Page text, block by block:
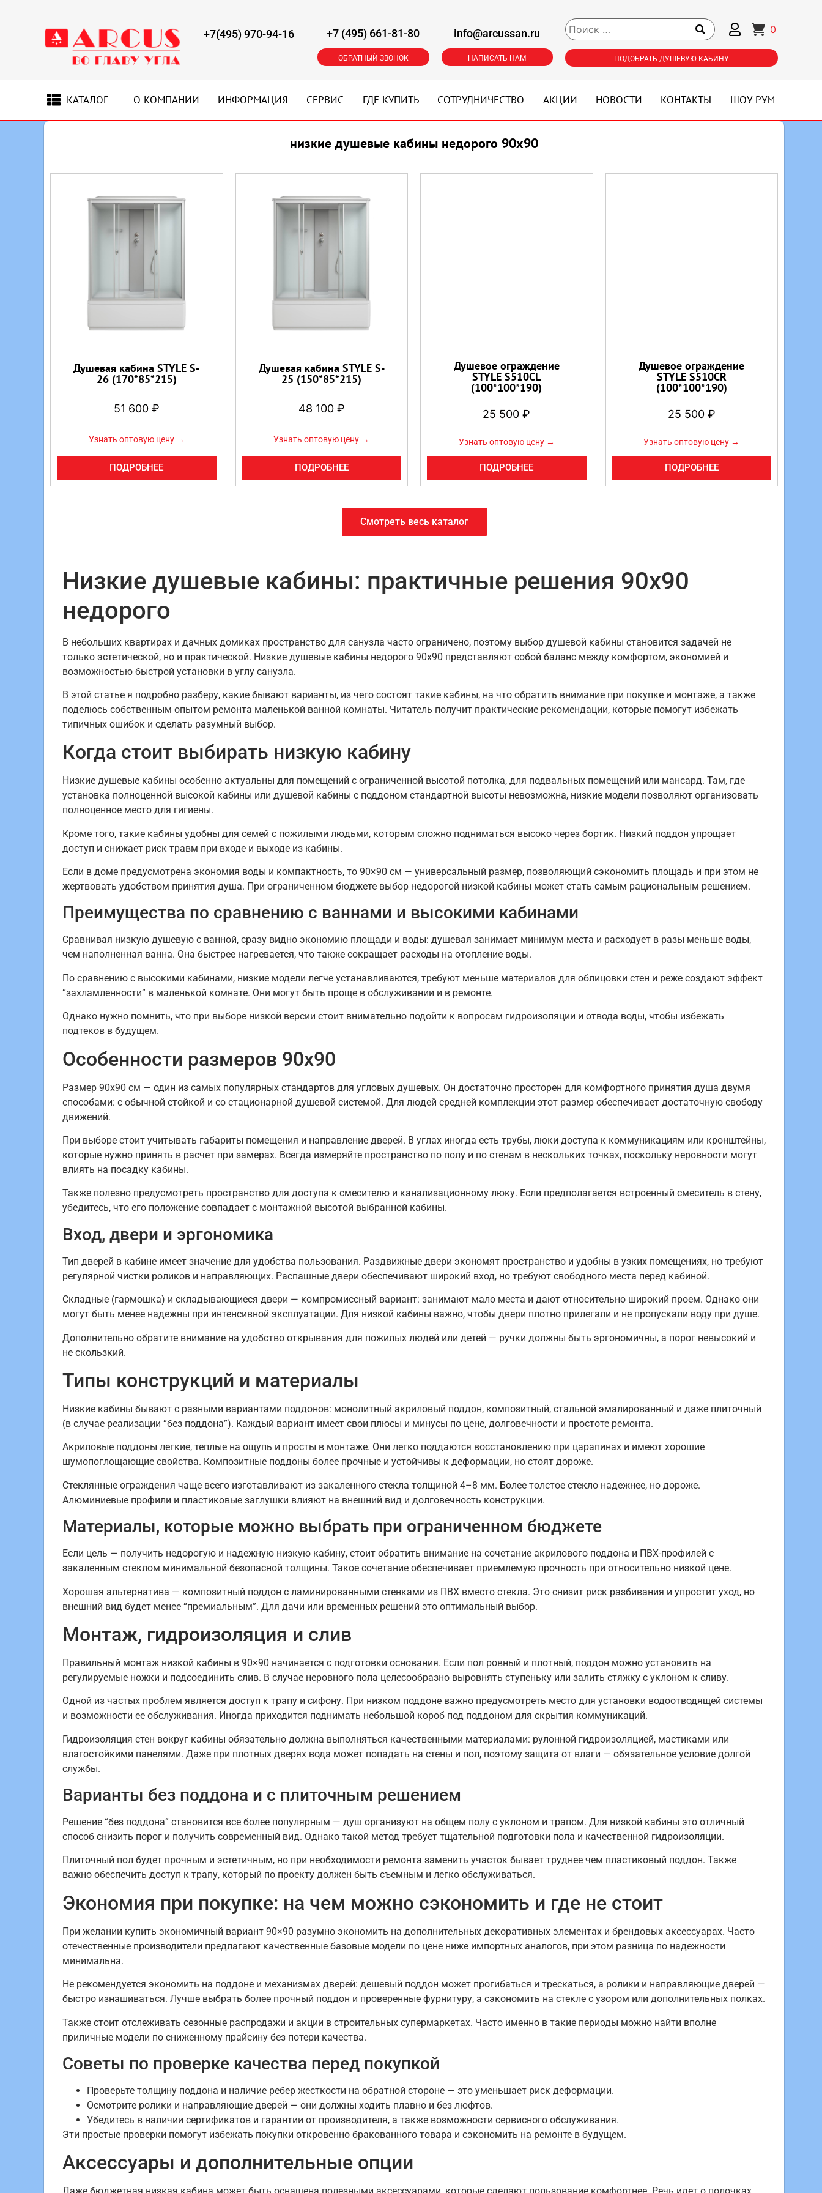
+7(495) 970-94-16 +7 (495) 661-81-80
ОБРАТНЫЙ ЗВОНОК
info@arcussan.ru
НАПИСАТЬ НАМ
0
ПОДОБРАТЬ ДУШЕВУЮ КАБИНУ
КАТАЛОГ О КОМПАНИИ ИНФОРМАЦИЯ СЕРВИС ГДЕ КУПИТЬ СОТРУДНИЧЕСТВО АКЦИИ НОВОСТИ КОНТАКТЫ ШОУ РУМ
низкие душевые кабины недорого 90х90
Душевая кабина STYLE S-
26 (170*85*215)
51 600 ₽
Узнать оптовую цену →
ПОДРОБНЕЕ
Душевая кабина STYLE S-
25 (150*85*215)
48 100 ₽
Узнать оптовую цену →
ПОДРОБНЕЕ
Душевое ограждение
STYLE S510CL
(100*100*190)
25 500₽
Узнать оптовую цену →
ПОДРОБНЕЕ
Душевое ограждение
STYLE S510CR
(100*100*190)
25 500 ₽
Узнать оптовую цену →
ПОДРОБНЕЕ
Смотреть весь каталог
Низкие душевые кабины: практичные решения 90х90
недорого
В небольших квартирах и дачных домиках пространство для санузла часто ограничено, поэтому выбор душевой кабины становится задачей не
только эстетической, но и практической. Низкие душевые кабины недорого 90х90 представляют собой баланс между комфортом, экономией и
возможностью быстрой установки в углу санузла.
В этой статье я подробно разберу, какие бывают варианты, из чего состоят такие кабины, на что обратить внимание при покупке и монтаже, а также
поделюсь собственным опытом ремонта маленькой ванной комнаты. Читатель получит практические рекомендации, которые помогут избежать
типичных ошибок и сделать разумный выбор.
Когда стоит выбирать низкую кабину
Низкие душевые кабины особенно актуальны для помещений с ограниченной высотой потолка, для подвальных помещений или мансард. Там, где
установка полноценной высокой кабины или душевой кабины с поддоном стандартной высоты невозможна, низкие модели позволяют организовать
полноценное место для гигиены.
Кроме того, такие кабины удобны для семей с пожилыми людьми, которым сложно подниматься высоко через бортик. Низкий поддон упрощает
доступ и снижает риск травм при входе и выходе из кабины.
Если в доме предусмотрена экономия воды и компактность, то 90×90 см — универсальный размер, позволяющий сэкономить площадь и при этом не
жертвовать удобством принятия душа. При ограниченном бюджете выбор недорогой низкой кабины может стать самым рациональным решением.
Преимущества по сравнению с ваннами и высокими кабинами
Сравнивая низкую душевую с ванной, сразу видно экономию площади и воды: душевая занимает минимум места и расходует в разы меньше воды,
чем наполненная ванна. Она быстрее нагревается, что также сокращает расходы на отопление воды.
По сравнению с высокими кабинами, низкие модели легче устанавливаются, требуют меньше материалов для облицовки стен и реже создают эффект
“захламленности” в маленькой комнате. Они могут быть проще в обслуживании и в ремонте.
Однако нужно помнить, что при выборе низкой версии стоит внимательно подойти к вопросам гидроизоляции и отвода воды, чтобы избежать
подтеков в будущем.
Особенности размеров 90х90
Размер 90х90 см — один из самых популярных стандартов для угловых душевых. Он достаточно просторен для комфортного принятия душа двумя
способами: с обычной стойкой и со стационарной душевой системой. Для людей средней комплекции этот размер обеспечивает достаточную свободу
движений.
При выборе стоит учитывать габариты помещения и направление дверей. В углах иногда есть трубы, люки доступа к коммуникациям или кронштейны,
которые нужно принять в расчет при замерах. Всегда измеряйте пространство по полу и по стенам в нескольких точках, поскольку неровности могут
влиять на посадку кабины.
Также полезно предусмотреть пространство для доступа к смесителю и канализационному люку. Если предполагается встроенный смеситель в стену,
убедитесь, что его положение совпадает с монтажной высотой выбранной кабины.
Вход, двери и эргономика
Тип дверей в кабине имеет значение для удобства пользования. Раздвижные двери экономят пространство и удобны в узких помещениях, но требуют
регулярной чистки роликов и направляющих. Распашные двери обеспечивают широкий вход, но требуют свободного места перед кабиной.
Складные (гармошка) и складывающиеся двери — компромиссный вариант: занимают мало места и дают относительно широкий проем. Однако они
могут быть менее надежны при интенсивной эксплуатации. Для низкой кабины важно, чтобы двери плотно прилегали и не пропускали воду при душе.
Дополнительно обратите внимание на удобство открывания для пожилых людей или детей — ручки должны быть эргономичны, а порог невысокий и
не скользкий.
Типы конструкций и материалы
Низкие кабины бывают с разными вариантами поддонов: монолитный акриловый поддон, композитный, стальной эмалированный и даже плиточный
(в случае реализации “без поддона”). Каждый вариант имеет свои плюсы и минусы по цене, долговечности и простоте ремонта.
Акриловые поддоны легкие, теплые на ощупь и просты в монтаже. Они легко поддаются восстановлению при царапинах и имеют хорошие
шумопоглощающие свойства. Композитные поддоны более прочные и устойчивы к деформации, но стоят дороже.
Стеклянные ограждения чаще всего изготавливают из закаленного стекла толщиной 4–8 мм. Более толстое стекло надежнее, но дороже.
Алюминиевые профили и пластиковые заглушки влияют на внешний вид и долговечность конструкции.
Материалы, которые можно выбрать при ограниченном бюджете
Если цель — получить недорогую и надежную низкую кабину, стоит обратить внимание на сочетание акрилового поддона и ПВХ-профилей с
закаленным стеклом минимальной безопасной толщины. Такое сочетание обеспечивает приемлемую прочность при относительно низкой цене.
Хорошая альтернатива — композитный поддон с ламинированными стенками из ПВХ вместо стекла. Это снизит риск разбивания и упростит уход, но
внешний вид будет менее “премиальным”. Для дачи или временных решений это оптимальный выбор.
Монтаж, гидроизоляция и слив
Правильный монтаж низкой кабины в 90×90 начинается с подготовки основания. Если пол ровный и плотный, поддон можно установить на
регулируемые ножки и подсоединить слив. В случае неровного пола целесообразно выровнять ступеньку или залить стяжку с уклоном к сливу.
Одной из частых проблем является доступ к трапу и сифону. При низком поддоне важно предусмотреть место для установки водоотводящей системы
и возможности ее обслуживания. Иногда приходится поднимать небольшой короб под поддоном для скрытия коммуникаций.
Гидроизоляция стен вокруг кабины обязательно должна выполняться качественными материалами: рулонной гидроизоляцией, мастиками или
влагостойкими панелями. Даже при плотных дверях вода может попадать на стены и пол, поэтому защита от влаги — обязательное условие долгой
службы.
Варианты без поддона и с плиточным решением
Решение “без поддона” становится все более популярным — душ организуют на общем полу с уклоном и трапом. Для низкой кабины это отличный
способ снизить порог и получить современный вид. Однако такой метод требует тщательной подготовки пола и качественной гидроизоляции.
Плиточный пол будет прочным и эстетичным, но при необходимости ремонта заменить участок бывает труднее чем пластиковый поддон. Также
важно обеспечить доступ к трапу, который по проекту должен быть съемным и легко обслуживаться.
Экономия при покупке: на чем можно сэкономить и где не стоит
При желании купить экономичный вариант 90×90 разумно экономить на дополнительных декоративных элементах и брендовых аксессуарах. Часто
отечественные производители предлагают качественные базовые модели по цене ниже импортных аналогов, при этом разница по надежности
минимальна.
Не рекомендуется экономить на поддоне и механизмах дверей: дешевый поддон может прогибаться и трескаться, а ролики и направляющие дверей —
быстро изнашиваться. Лучше выбрать более прочный поддон и проверенные фурнитуру, а сэкономить на стекле с узором или дополнительных полках.
Также стоит отслеживать сезонные распродажи и акции в строительных супермаркетах. Часто именно в такие периоды можно найти вполне
приличные модели по сниженному прайсину без потери качества.
Советы по проверке качества перед покупкой
Проверьте толщину поддона и наличие ребер жесткости на обратной стороне — это уменьшает риск деформации.
Осмотрите ролики и направляющие дверей — они должны ходить плавно и без люфтов.
Убедитесь в наличии сертификатов и гарантии от производителя, а также возможности сервисного обслуживания.
Эти простые проверки помогут избежать покупки откровенно бракованного товара и сэкономить на ремонте в будущем.
Аксессуары и дополнительные опции